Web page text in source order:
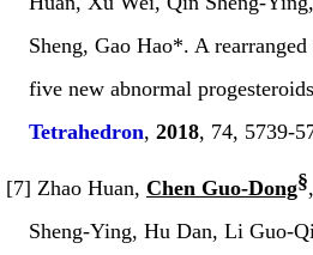
Sheng, Gao Hao*. A rearranged
five new abnormal progesteroids
Tetrahedron, 2018, 74, 5739-
[7] Zhao Huan, Chen Guo-Dong§
Sheng-Ying, Hu Dan, Li Guo-